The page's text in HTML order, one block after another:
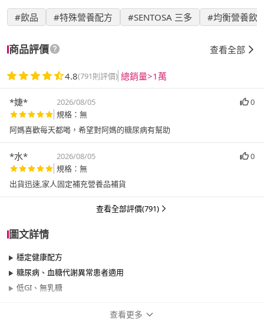
#飲品 #特殊營養配方 #SENTOSA 三多 #均衡營養飲
商品評價 查看全部
4.8(791則評價) 總銷量>1萬
*婕* 2026/08/05
0
規格：無
阿媽喜歡每天都喝，希望對阿媽的糖尿病有幫助
*水* 2026/08/05
0
規格：無
出貨迅速,家人固定補充營養品補貨
查看全部評價(791)
圖文詳情
穩定健康配方
糖尿病、血糖代謝異常患者適用
低GI、無乳糖
查看更多